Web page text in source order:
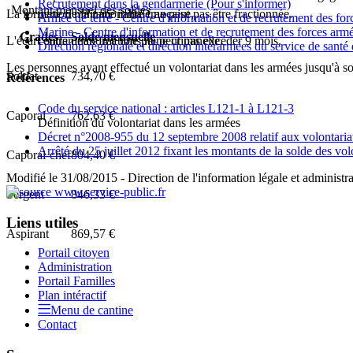
La formation militaire initiale ne peut pas être fractionnée.
L'écart entre deux fractions ne peut pas excéder 9 mois.
Montant mensuel des soldes
Grades
Solde mensuelle
Soldat 734,70 €
Caporal 762,63 €
Caporal-chef804,40 €
Sergent 846,33 €
Aspirant 869,57 €
perte de la nationalité française,
condamnation à une peine criminelle.
Les personnes ayant effectué un volontariat dans les armées jusqu'à
Recrutement dans la gendarmerie(Pour s'informer)
Armée de terre - Centre d'information et de recrutement des
Marine - Centre d'information et de recrutement des forces
Direction régionale et direction interarmées du service de santé
Références
Code du service national : articles L121-1 à L121-3
Définition du volontariat dans les armées
Décret n°2008-955 du 12 septembre 2008 relatif aux
Arrêté du 25 juillet 2012 fixant les montants de la solde des
Modifié le 31/08/2015 - Direction de l'information légale et
Liens utiles
Portail citoyen
Administration
Portail Familles
Plan intéractif
Menu de cantine
Contact